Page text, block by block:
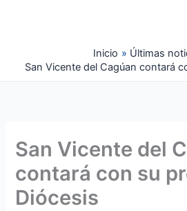
Inicio
Últimas
San Vicente del Cagúan contará
San Vicente del
contará con su
Diócesis